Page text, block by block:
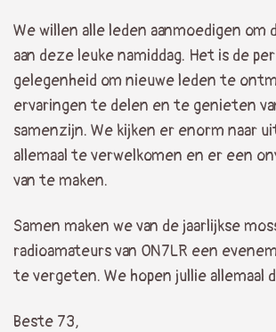
We willen alle leden aanmoedigen om
aan deze leuke namiddag. Het is de
gelegenheid om nieuwe leden te
ervaringen te delen en te genieten
samenzijn. We kijken er enorm naar
allemaal te verwelkomen en er een
van te maken.
Samen maken we van de jaarlijkse
radioamateurs van ON7LR een
te vergeten. We hopen jullie allemaal
Beste 73,